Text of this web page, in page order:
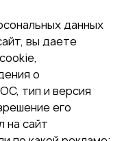
данных
вы даете
о
тип и версия
его
на сайт